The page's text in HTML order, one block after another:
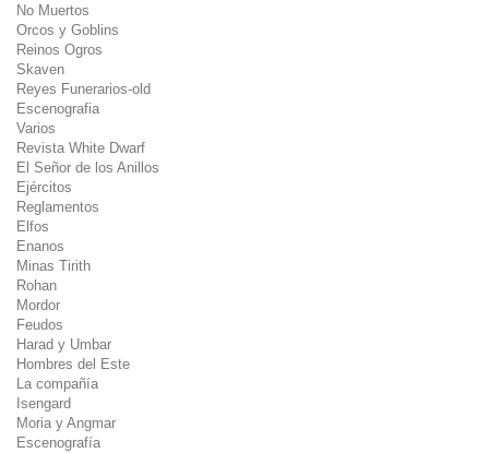
No Muertos
Orcos y Goblins
Reinos Ogros
Skaven
Reyes Funerarios-old
Escenografia
Varios
Revista White Dwarf
El Señor de los Anillos
Ejércitos
Reglamentos
Elfos
Enanos
Minas Tirith
Rohan
Mordor
Feudos
Harad y Umbar
Hombres del Este
La compañía
Isengard
Moria y Angmar
Escenografía